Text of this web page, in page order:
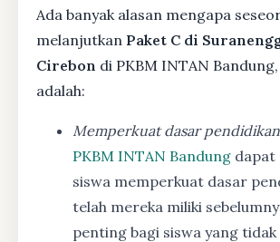
Ada banyak alasan mengapa
melanjutkan Paket C di
Cirebon di PKBM INTAN
adalah:
Memperkuat dasar pendidikan
PKBM INTAN Bandung dapat
siswa memperkuat dasar
telah mereka miliki
penting bagi siswa yang